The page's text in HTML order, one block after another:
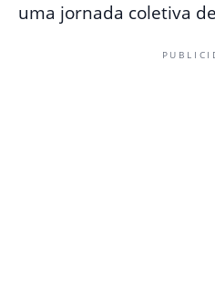
uma jornada coletiva